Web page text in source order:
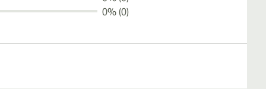
0% (0)